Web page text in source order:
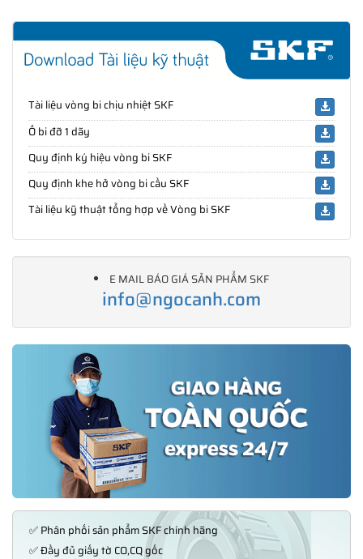
Tài liệu vòng bi chịu nhiệt SKF
Ổ bi đỡ 1 dãy
Quy định ký hiệu vòng bi SKF
Quy định khe hở vòng bi cầu SKF
Tài liệu kỹ thuật tổng hợp về Vòng bi SKF
E MAIL BÁO GIÁ SẢN PHẨM SKF
info@ngocanh.com
✅ Phân phối sản phẩm SKF chính hãng
✅ Đầy đủ giấy tờ CO,CQ gốc